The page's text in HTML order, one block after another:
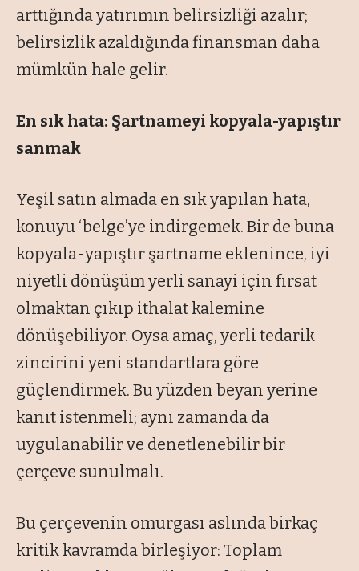
arttığında yatırımın belirsizliği azalır;
belirsizlik azaldığında finansman daha
mümkün hale gelir.
En sık hata: Şartnameyi kopyala-yapıştır
sanmak
Yeşil satın almada en sık yapılan hata,
konuyu ‘belge’ye indirgemek. Bir de buna
kopyala-yapıştır şartname eklenince, iyi
niyetli dönüşüm yerli sanayi için fırsat
olmaktan çıkıp ithalat kalemine
dönüşebiliyor. Oysa amaç, yerli tedarik
zincirini yeni standartlara göre
güçlendirmek. Bu yüzden beyan yerine
kanıt istenmeli; aynı zamanda da
uygulanabilir ve denetlenebilir bir
çerçeve sunulmalı.
Bu çerçevenin omurgası aslında birkaç
kritik kavramda birleşiyor: Toplam